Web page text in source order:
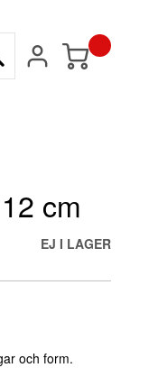
Min kundvagn
cm
EJ I LAGER
och form.